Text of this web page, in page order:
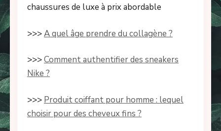
chaussures de luxe à prix abordable
>>>A quel âge prendre du collagène ?
>>>Comment authentifier des sneakers
Nike ?
>>> Produit coiffant pour homme : lequel
choisir pour des cheveux fins ?